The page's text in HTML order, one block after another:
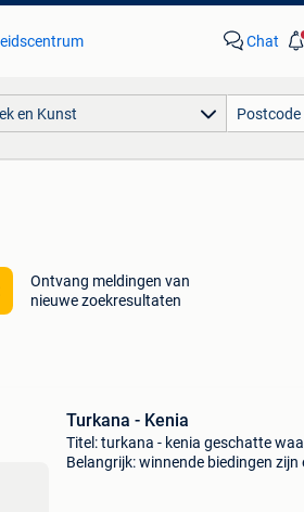
Chat
en Kunst
Ontvang meldingen van
nieuwe zoekresultaten
Turkana - Kenia
Titel: turkana - kenia geschatte
Belangrijk: winnende biedingen zijn